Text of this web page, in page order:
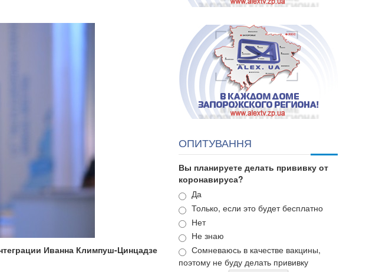
Иванна Климпуш-Цинцадзе
ОПИТУВАННЯ
Вы планируете делать прививку от
коронавируса?
Варианты
Да
Только, если это будет бесплатно
Нет
Не знаю
Сомневаюсь в качестве вакцины,
поэтому не буду делать прививку